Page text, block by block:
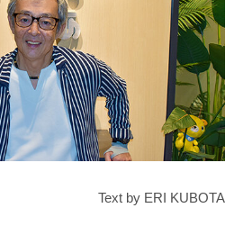
Text by ERI KUBOTA